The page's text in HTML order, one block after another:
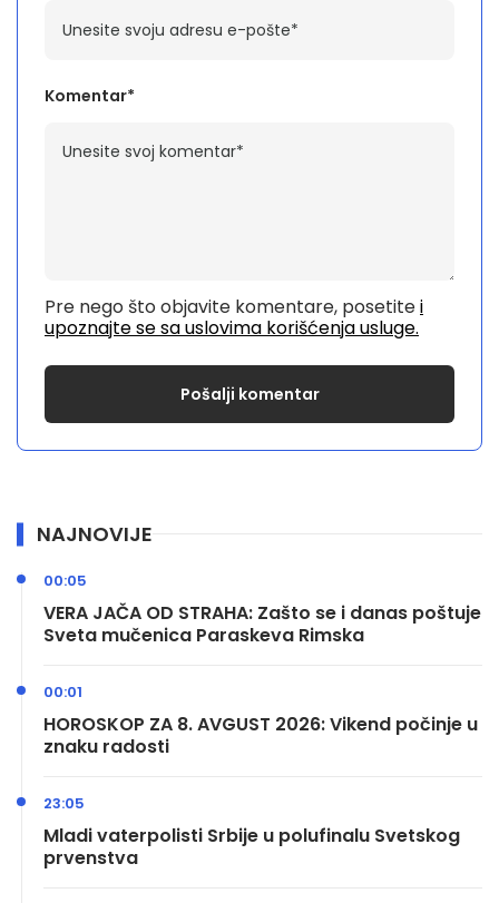
Komentar*
Pre nego što objavite komentare, posetitei
upoznajte se sa uslovima korišćenja usluge.
NAJNOVIJE
VERA JAČA OD STRAHA: Zašto se i danas poštuje
Sveta mučenica Paraskeva Rimska
00:05
HOROSKOP ZA 8. AVGUST 2026: Vikend počinje u
znaku radosti
00:01
Mladi vaterpolisti Srbije u polufinalu Svetskog
prvenstva
23:05